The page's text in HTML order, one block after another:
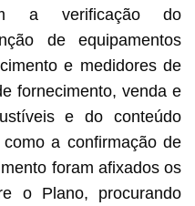
a verificação do
de equipamentos
e medidores de
fornecimento, venda e
e do conteúdo
a confirmação de
foram afixados os
o Plano, procurando